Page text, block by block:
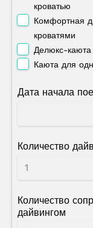
кроватью
Комфортная
кроватями
Делюкс-каюта
Каюта для
Дата начала
Количество
Количество
дайвингом